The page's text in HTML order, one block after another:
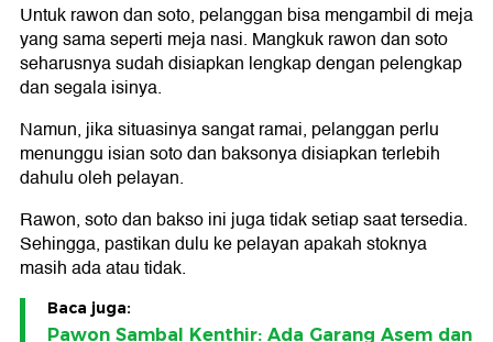
Untuk rawon dan soto, pelanggan bisa mengambil di meja
yang sama seperti meja nasi. Mangkuk rawon dan soto
seharusnya sudah disiapkan lengkap dengan pelengkap
dan segala isinya.
Namun, jika situasinya sangat ramai, pelanggan perlu
menunggu isian soto dan baksonya disiapkan terlebih
dahulu oleh pelayan.
Rawon, soto dan bakso ini juga tidak setiap saat tersedia.
Sehingga, pastikan dulu ke pelayan apakah stoknya
masih ada atau tidak.
Baca juga:
Pawon Sambal Kenthir: Ada Garang Asem dan